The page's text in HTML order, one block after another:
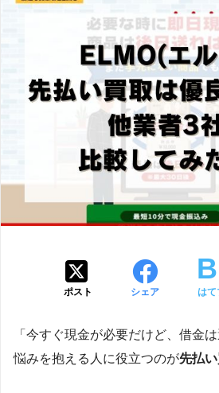
ポスト シェア はて
「今すぐ現金が必要だけど、借金
悩みを抱える人に役立つのが先払